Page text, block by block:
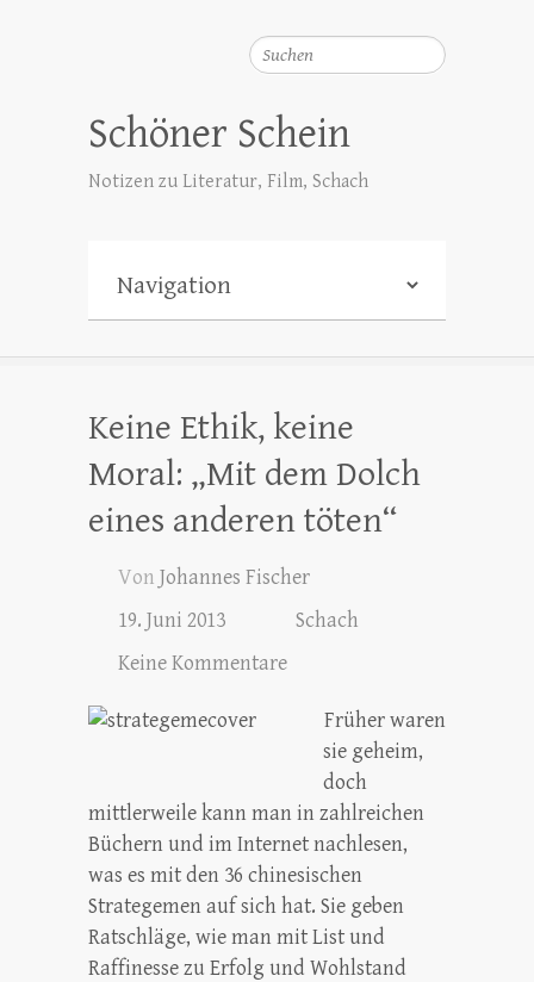
Suchen
Schöner Schein
Notizen zu Literatur, Film, Schach
Keine Ethik, keine
Moral: „Mit dem Dolch
eines anderen töten“
Von Johannes Fischer
19. Juni 2013
Schach
Keine Kommentare
Früher waren
sie geheim,
doch
mittlerweile kann man in zahlreichen
Büchern und im Internet nachlesen,
was es mit den 36 chinesischen
Strategemen auf sich hat. Sie geben
Ratschläge, wie man mit List und
Raffinesse zu Erfolg und Wohlstand